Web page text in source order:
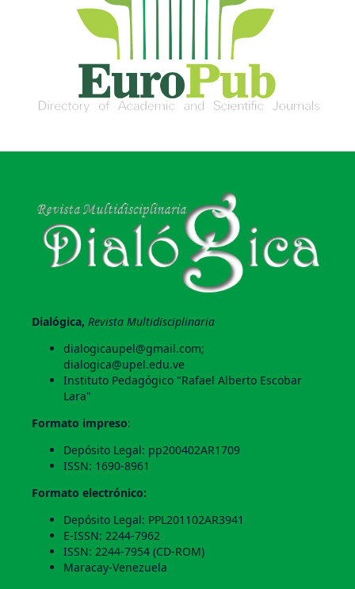
Dialógica, Revista Multidisciplinaria
dialogicaupel@gmail.com;
dialogica@upel.edu.ve
Instituto Pedagógico "Rafael Alberto Escobar
Lara"
Formato impreso:
Depósito Legal: pp200402AR1709
ISSN: 1690-8961
Formato electrónico:
Depósito Legal: PPL201102AR3941
E-ISSN: 2244-7962
ISSN: 2244-7954 (CD-ROM)
Maracay-Venezuela